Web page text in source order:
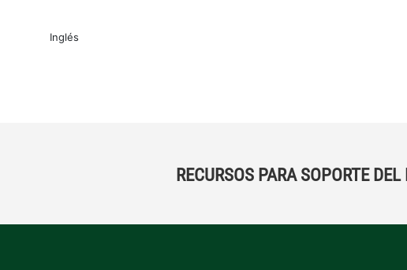
Inglés
RECURSOS PARA SOPORTE